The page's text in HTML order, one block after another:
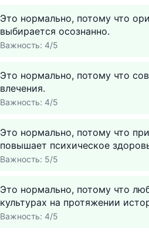
Это нормально, потому что
выбирается осознанно.
Важность: 4/5
Это нормально, потому что
влечения.
Важность: 4/5
Это нормально, потому что
повышает психическое
Важность: 5/5
Это нормально, потому что
культурах на протяжении
Важность: 4/5